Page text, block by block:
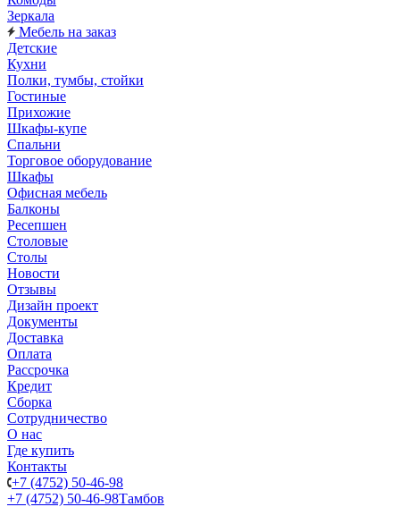
Зеркала
Мебель на заказ
Детские
Кухни
Полки, тумбы, стойки
Гостиные
Прихожие
Шкафы-купе
Спальни
Торговое оборудование
Шкафы
Офисная мебель
Балконы
Ресепшен
Столовые
Столы
Новости
Отзывы
Дизайн проект
Документы
Доставка
Оплата
Рассрочка
Кредит
Сборка
Сотрудничество
О нас
Где купить
Контакты
+7 (4752) 50-46-98
+7 (4752) 50-46-98Тамбов